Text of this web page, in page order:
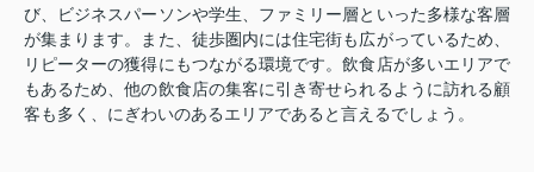
び、ビジネスパーソンや学生、ファミリー層といった多様な客層
が集まります。また、徒歩圏内には住宅街も広がっているため、
リピーターの獲得にもつながる環境です。飲食店が多いエリアで
もあるため、他の飲食店の集客に引き寄せられるように訪れる顧
客も多く、にぎわいのあるエリアであると言えるでしょう。